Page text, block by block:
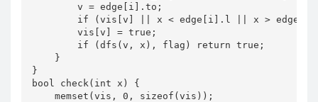
        v = edge[i].to;
if (vis[v] || x < edge[i].l || x >
        vis[v] = true;
        if (dfs(v, x), flag) return true;
    }
}
bool check(int x) {
    memset(vis, 0, sizeof(vis));